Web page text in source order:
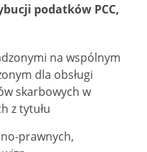
podatków PCC,
na wspólnym
dla obsługi
skarbowych w
z tytułu
prawnych,